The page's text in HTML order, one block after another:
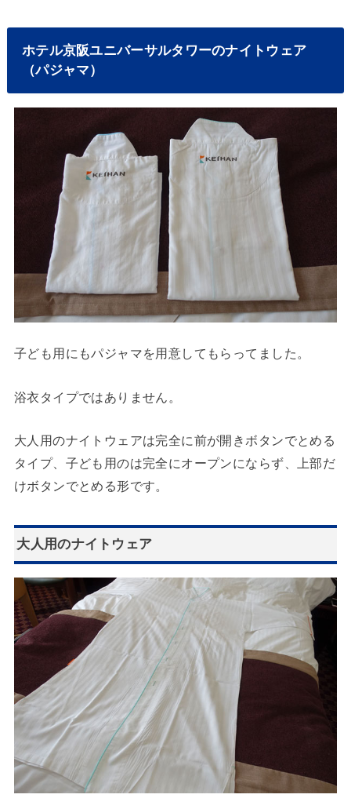
ホテル京阪ユニバーサルタワーのナイトウェア
（パジャマ）
子ども用にもパジャマを用意してもらってました。
浴衣タイプではありません。
大人用のナイトウェアは完全に前が開きボタンでとめる
タイプ、子ども用のは完全にオープンにならず、上部だ
けボタンでとめる形です。
大人用のナイトウェア